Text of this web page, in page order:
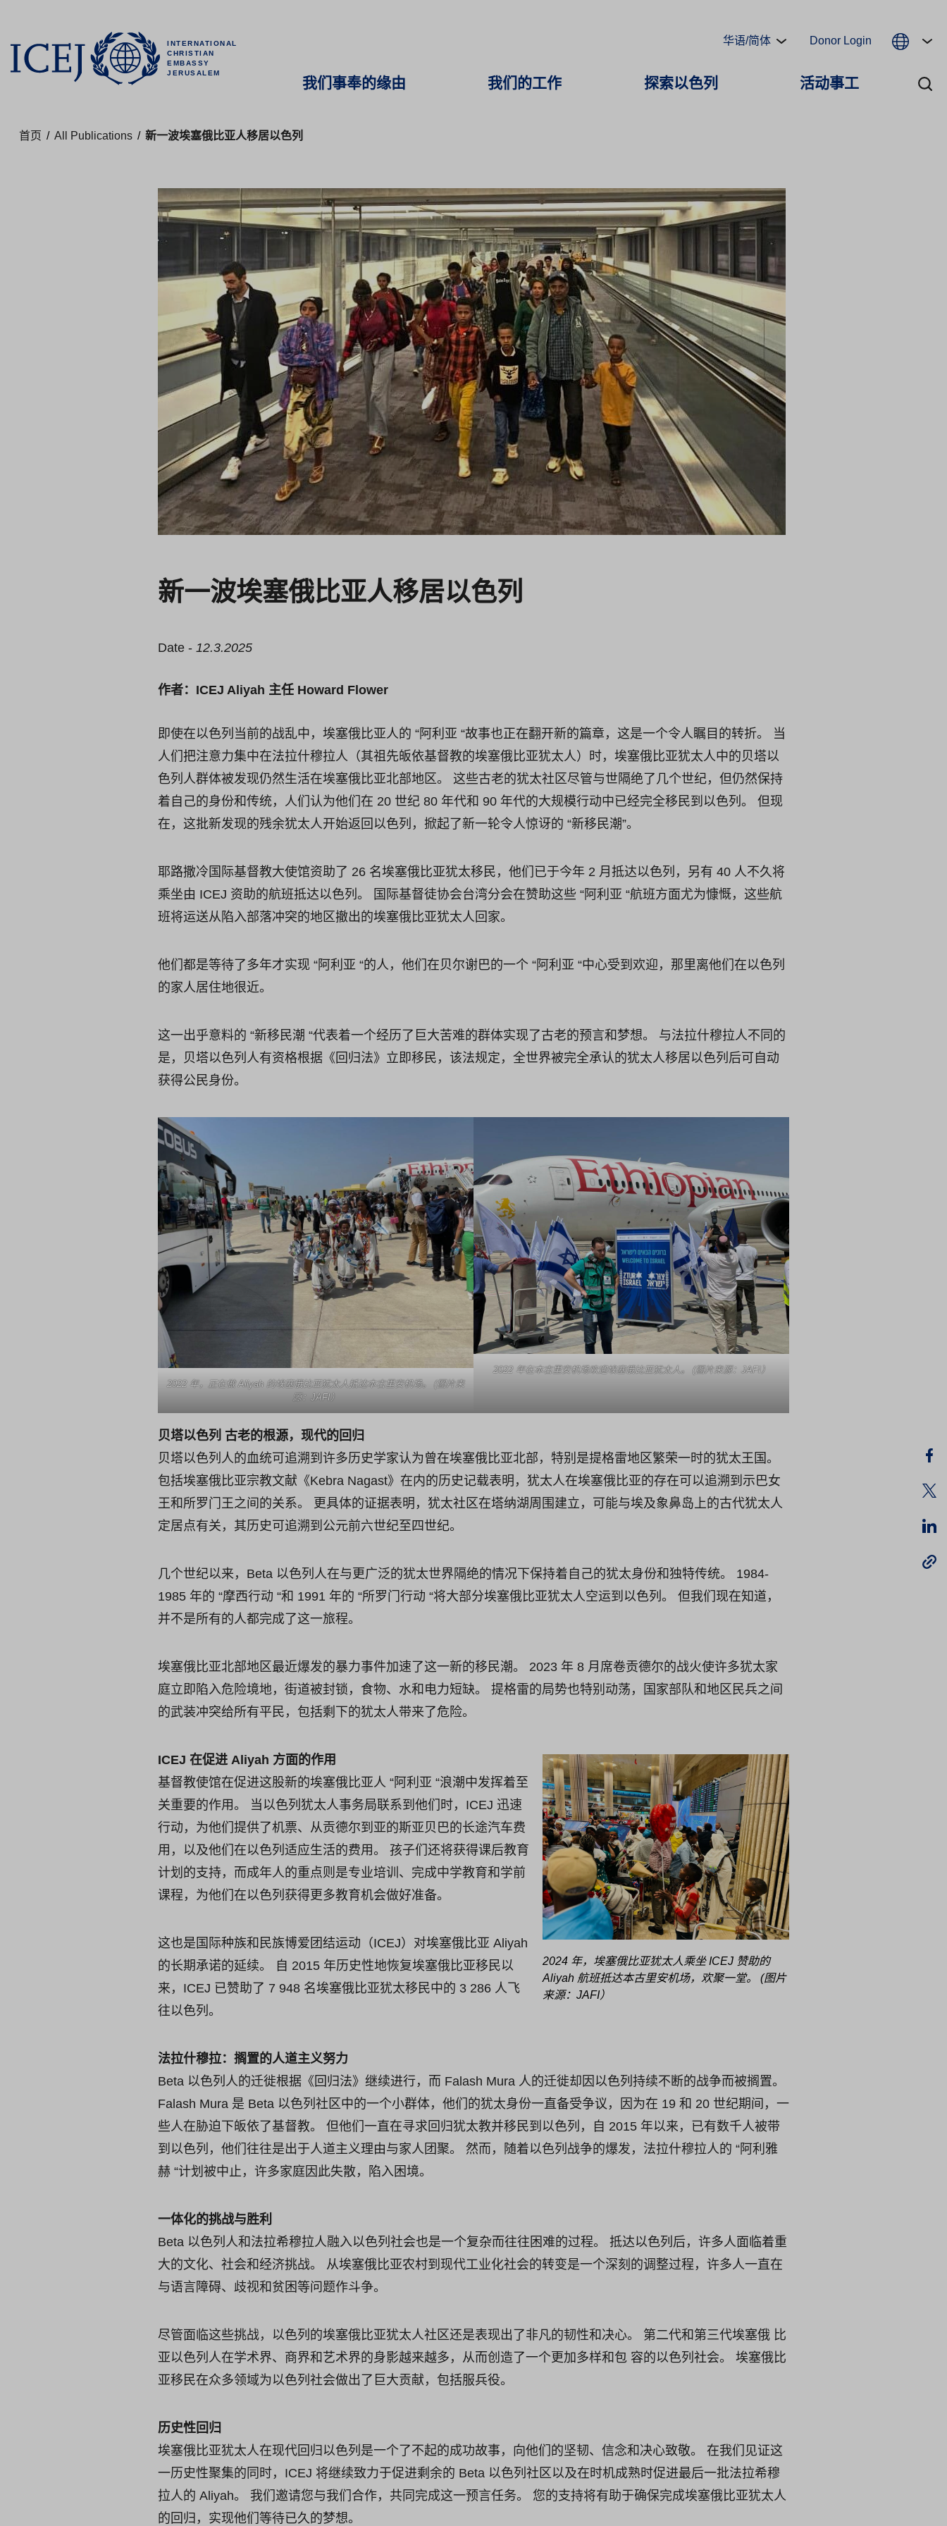
INTERNATIONAL
CHRISTIAN
EMBASSY
JERUSALEM
华语/简体 Donor Login
我们事奉的缘由 我们的工作 探索以色列 活动事工
首页 / All Publications / 新一波埃塞俄比亚人移居以色列
新一波埃塞俄比亚人移居以色列
Date - 12.3.2025
作者：ICEJ Aliyah 主任 Howard Flower
即使在以色列当前的战乱中，埃塞俄比亚人的 “阿利亚 “故事也正在翻开新的篇章，这是一个令人瞩目的转折。 当
人们把注意力集中在法拉什穆拉人（其祖先皈依基督教的埃塞俄比亚犹太人）时，埃塞俄比亚犹太人中的贝塔以
色列人群体被发现仍然生活在埃塞俄比亚北部地区。 这些古老的犹太社区尽管与世隔绝了几个世纪，但仍然保持
着自己的身份和传统，人们认为他们在 20 世纪 80 年代和 90 年代的大规模行动中已经完全移民到以色列。 但现
在，这批新发现的残余犹太人开始返回以色列，掀起了新一轮令人惊讶的 “新移民潮”。
耶路撒冷国际基督教大使馆资助了 26 名埃塞俄比亚犹太移民，他们已于今年 2 月抵达以色列，另有 40 人不久将
乘坐由 ICEJ 资助的航班抵达以色列。 国际基督徒协会台湾分会在赞助这些 “阿利亚 “航班方面尤为慷慨，这些航
班将运送从陷入部落冲突的地区撤出的埃塞俄比亚犹太人回家。
他们都是等待了多年才实现 “阿利亚 “的人，他们在贝尔谢巴的一个 “阿利亚 “中心受到欢迎，那里离他们在以色列
的家人居住地很近。
这一出乎意料的 “新移民潮 “代表着一个经历了巨大苦难的群体实现了古老的预言和梦想。 与法拉什穆拉人不同的
是，贝塔以色列人有资格根据《回归法》立即移民，该法规定，全世界被完全承认的犹太人移居以色列后可自动
获得公民身份。
2022 年，正在做 Aliyah 的埃塞俄比亚犹太人抵达本古里安机场。 (图片来
源：JAFI）
2022 年在本古里安机场欢迎埃塞俄比亚犹太人。 (图片来源：JAFI）
贝塔以色列 古老的根源，现代的回归
贝塔以色列人的血统可追溯到许多历史学家认为曾在埃塞俄比亚北部，特别是提格雷地区繁荣一时的犹太王国。
包括埃塞俄比亚宗教文献《Kebra Nagast》在内的历史记载表明，犹太人在埃塞俄比亚的存在可以追溯到示巴女
王和所罗门王之间的关系。 更具体的证据表明，犹太社区在塔纳湖周围建立，可能与埃及象鼻岛上的古代犹太人
定居点有关，其历史可追溯到公元前六世纪至四世纪。
几个世纪以来，Beta 以色列人在与更广泛的犹太世界隔绝的情况下保持着自己的犹太身份和独特传统。 1984-
1985 年的 “摩西行动 “和 1991 年的 “所罗门行动 “将大部分埃塞俄比亚犹太人空运到以色列。 但我们现在知道，
并不是所有的人都完成了这一旅程。
埃塞俄比亚北部地区最近爆发的暴力事件加速了这一新的移民潮。 2023 年 8 月席卷贡德尔的战火使许多犹太家
庭立即陷入危险境地，街道被封锁，食物、水和电力短缺。 提格雷的局势也特别动荡，国家部队和地区民兵之间
的武装冲突给所有平民，包括剩下的犹太人带来了危险。
2024 年，埃塞俄比亚犹太人乘坐 ICEJ 赞助的
Aliyah 航班抵达本古里安机场，欢聚一堂。 (图片
来源：JAFI）
ICEJ 在促进 Aliyah 方面的作用
基督教使馆在促进这股新的埃塞俄比亚人 “阿利亚 “浪潮中发挥着至
关重要的作用。 当以色列犹太人事务局联系到他们时，ICEJ 迅速
行动，为他们提供了机票、从贡德尔到亚的斯亚贝巴的长途汽车费
用，以及他们在以色列适应生活的费用。 孩子们还将获得课后教育
计划的支持，而成年人的重点则是专业培训、完成中学教育和学前
课程，为他们在以色列获得更多教育机会做好准备。
这也是国际种族和民族博爱团结运动（ICEJ）对埃塞俄比亚 Aliyah
的长期承诺的延续。 自 2015 年历史性地恢复埃塞俄比亚移民以
来，ICEJ 已赞助了 7 948 名埃塞俄比亚犹太移民中的 3 286 人飞
往以色列。
法拉什穆拉：搁置的人道主义努力
Beta 以色列人的迁徙根据《回归法》继续进行，而 Falash Mura 人的迁徙却因以色列持续不断的战争而被搁置。
Falash Mura 是 Beta 以色列社区中的一个小群体，他们的犹太身份一直备受争议，因为在 19 和 20 世纪期间，一
些人在胁迫下皈依了基督教。 但他们一直在寻求回归犹太教并移民到以色列，自 2015 年以来，已有数千人被带
到以色列，他们往往是出于人道主义理由与家人团聚。 然而，随着以色列战争的爆发，法拉什穆拉人的 “阿利雅
赫 “计划被中止，许多家庭因此失散，陷入困境。
一体化的挑战与胜利
Beta 以色列人和法拉希穆拉人融入以色列社会也是一个复杂而往往困难的过程。 抵达以色列后，许多人面临着重
大的文化、社会和经济挑战。 从埃塞俄比亚农村到现代工业化社会的转变是一个深刻的调整过程，许多人一直在
与语言障碍、歧视和贫困等问题作斗争。
尽管面临这些挑战，以色列的埃塞俄比亚犹太人社区还是表现出了非凡的韧性和决心。 第二代和第三代埃塞俄 比
亚以色列人在学术界、商界和艺术界的身影越来越多，从而创造了一个更加多样和包 容的以色列社会。 埃塞俄比
亚移民在众多领域为以色列社会做出了巨大贡献，包括服兵役。
历史性回归
埃塞俄比亚犹太人在现代回归以色列是一个了不起的成功故事，向他们的坚韧、信念和决心致敬。 在我们见证这
一历史性聚集的同时，ICEJ 将继续致力于促进剩余的 Beta 以色列社区以及在时机成熟时促进最后一批法拉希穆
拉人的 Aliyah。 我们邀请您与我们合作，共同完成这一预言任务。 您的支持将有助于确保完成埃塞俄比亚犹太人
的回归，实现他们等待已久的梦想。